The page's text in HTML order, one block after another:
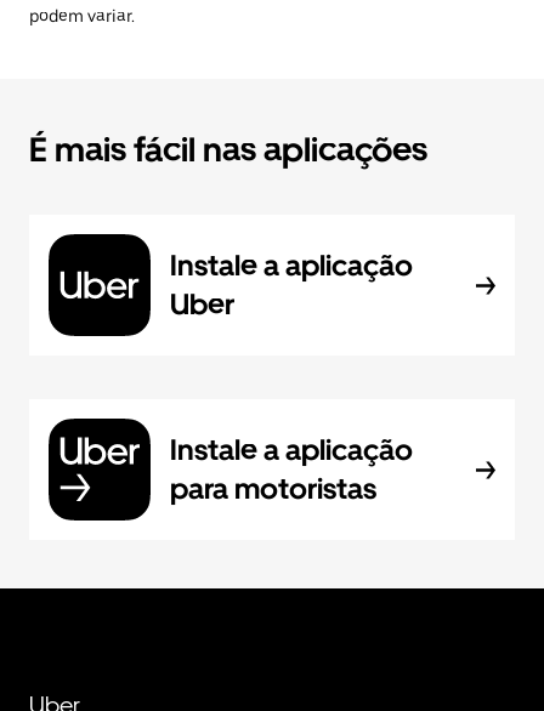
podem variar.
É mais fácil nas aplicações
Instale a aplicação
Uber
Instale a aplicação
para motoristas
Uber